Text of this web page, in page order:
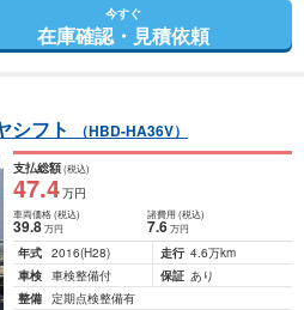
今すぐ
在庫確認・見積依頼
シフト （HBD-HA36V）
支払総額(税込)
47.4万円
車両価格(税込)
39.8万円
諸費用 (税込)
7.6 万円
年式 2016(H28) 走行 4.6万km
車検 車検整備付 保証 あり
整備 定期点検整備有